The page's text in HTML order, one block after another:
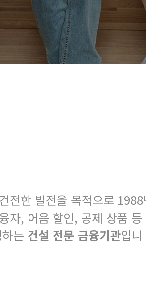
전한 발전을 목적으로
자, 어음 할인, 공제 상품 등
는 건설 전문 금융기관입니